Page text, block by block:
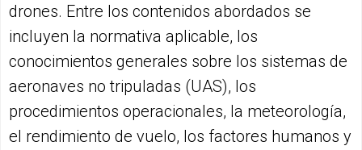
drones. Entre los contenidos abordados se
incluyen la normativa aplicable, los
conocimientos generales sobre los sistemas de
aeronaves no tripuladas (UAS), los
procedimientos operacionales, la meteorología,
el rendimiento de vuelo, los factores humanos y